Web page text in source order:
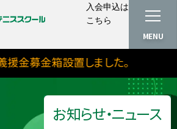
入会申込は
こちら
MENU
援金募金箱設置しました。
お知らせ・ニュース